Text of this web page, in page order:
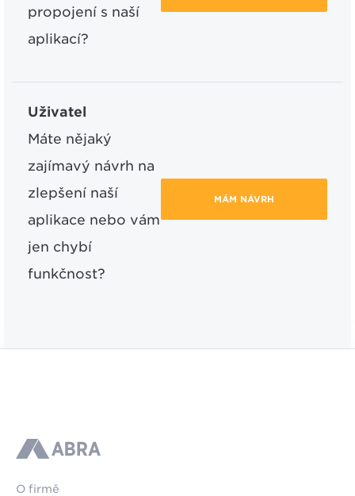
propojení s naší
aplikací?
Uživatel
Máte nějaký
zajímavý návrh na
zlepšení naší
aplikace nebo vám
jen chybí
funkčnost?
MÁM NÁVRH
ABRA
O firmě